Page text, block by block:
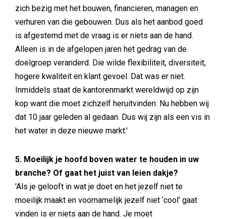
zich bezig met het bouwen, financieren, managen en
verhuren van die gebouwen. Dus als het aanbod goed
is afgestemd met de vraag is er niets aan de hand.
Alleen is in de afgelopen jaren het gedrag van de
doelgroep veranderd. Die wilde flexibiliteit, diversiteit,
hogere kwaliteit en klant gevoel. Dat was er niet.
Inmiddels staat de kantorenmarkt wereldwijd op zijn
kop want die moet zichzelf heruitvinden. Nu hebben wij
dat 10 jaar geleden al gedaan. Dus wij zijn als een vis in
het water in deze nieuwe markt.'
5. Moeilijk je hoofd boven water te houden in uw
branche? Of gaat het juist van leien dakje?
'Als je gelooft in wat je doet en het jezelf niet te
moeilijk maakt en voornamelijk jezelf niet ‘cool’ gaat
vinden is er niets aan de hand. Je moet